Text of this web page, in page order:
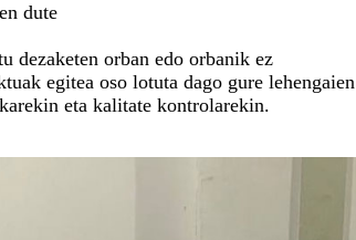
dute
dezaketen orban edo orbanik ez
egitea oso lotuta dago gure lehengaien
eta kalitate kontrolarekin.